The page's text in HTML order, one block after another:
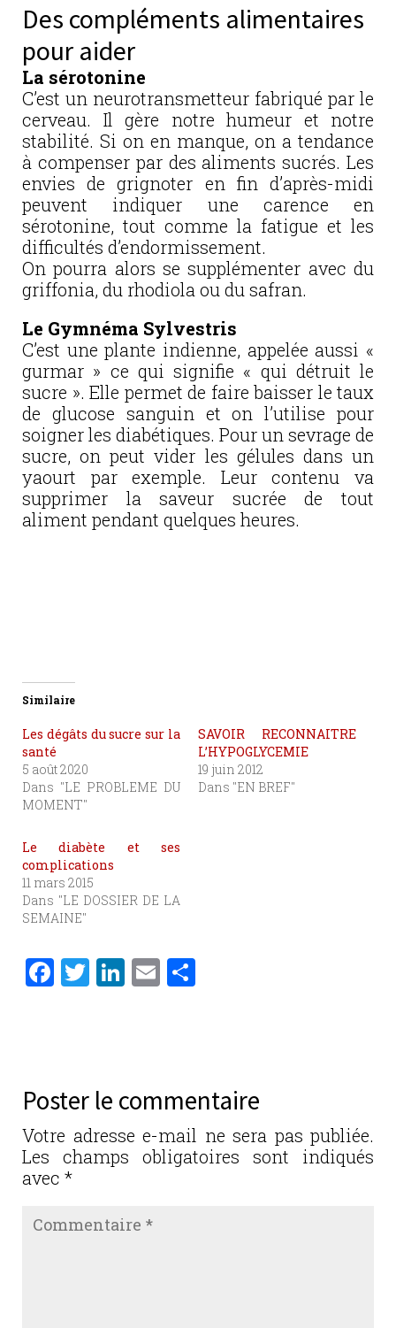
Des compléments alimentaires
pour aider
La sérotonine
C’est un neurotransmetteur fabriqué par le
cerveau. Il gère notre humeur et notre
stabilité. Si on en manque, on a tendance
à compenser par des aliments sucrés. Les
envies de grignoter en fin d’après-midi
peuvent indiquer une carence en
sérotonine, tout comme la fatigue et les
difficultés d’endormissement.
On pourra alors se supplémenter avec du
griffonia, du rhodiola ou du safran.
Le Gymnéma Sylvestris
C’est une plante indienne, appelée aussi «
gurmar » ce qui signifie « qui détruit le
sucre ». Elle permet de faire baisser le taux
de glucose sanguin et on l’utilise pour
soigner les diabétiques. Pour un sevrage de
sucre, on peut vider les gélules dans un
yaourt par exemple. Leur contenu va
supprimer la saveur sucrée de tout
aliment pendant quelques heures.
Similaire
Les dégâts du sucre sur la
santé
5 août 2020
Dans "LE PROBLEME DU
MOMENT"
SAVOIR RECONNAITRE
L’HYPOGLYCEMIE
19 juin 2012
Dans "EN BREF"
Le diabète et ses
complications
11 mars 2015
Dans "LE DOSSIER DE LA
SEMAINE"
F
b
o
o
k
T
r
Li
n
E
er
Poster le commentaire
Votre adresse e-mail ne sera pas publiée.
Les champs obligatoires sont indiqués
avec *